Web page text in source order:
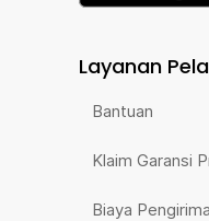
Layanan
Bantuan
Klaim Garansi
Biaya